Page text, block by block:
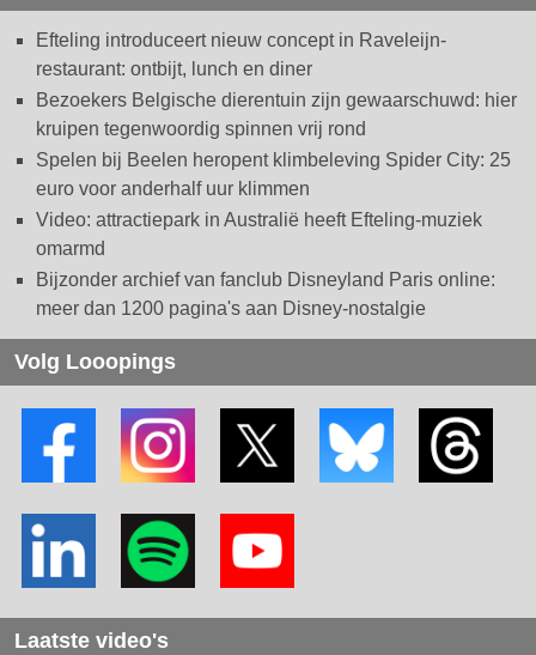
Efteling introduceert nieuw concept in Raveleijn-
restaurant: ontbijt, lunch en diner
Bezoekers Belgische dierentuin zijn gewaarschuwd: hier
kruipen tegenwoordig spinnen vrij rond
Spelen bij Beelen heropent klimbeleving Spider City: 25
euro voor anderhalf uur klimmen
Video: attractiepark in Australië heeft Efteling-muziek
omarmd
Bijzonder archief van fanclub Disneyland Paris online:
meer dan 1200 pagina's aan Disney-nostalgie
Volg Looopings
Laatste video's